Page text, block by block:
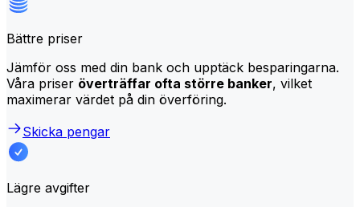
Bättre priser
Jämför oss med din bank och upptäck besparingarna.
Våra priser överträffar ofta större banker, vilket
maximerar värdet på din överföring.
Skicka pengar
Lägre avgifter